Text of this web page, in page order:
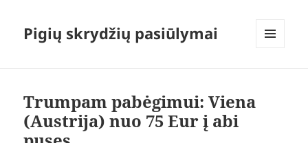
Pigių skrydžių pasiūlymai
Trumpam pabėgimui: Viena
(Austrija) nuo 75 Eur į abi